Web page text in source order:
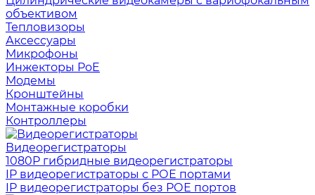
объективом
Тепловизоры
Аксессуары
Микрофоны
Инжекторы PoE
Модемы
Кронштейны
Монтажные коробки
Контроллеры
Видеорегистраторы
1080P гибридные видеорегистраторы
IP видеорегистраторы с РОЕ портами
IP видеорегистраторы без РОЕ портов